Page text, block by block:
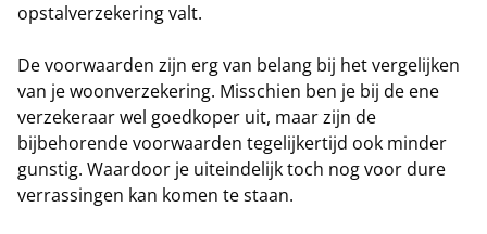
opstalverzekering valt.
De voorwaarden zijn erg van belang bij het vergelijken
van je woonverzekering. Misschien ben je bij de ene
verzekeraar wel goedkoper uit, maar zijn de
bijbehorende voorwaarden tegelijkertijd ook minder
gunstig. Waardoor je uiteindelijk toch nog voor dure
verrassingen kan komen te staan.